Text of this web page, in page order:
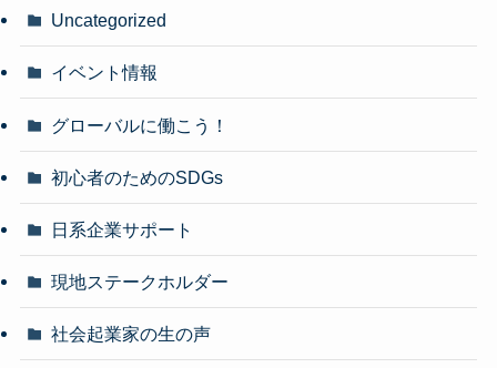
Uncategorized
イベント情報
グローバルに働こう！
初心者のためのSDGs
日系企業サポート
現地ステークホルダー
社会起業家の生の声